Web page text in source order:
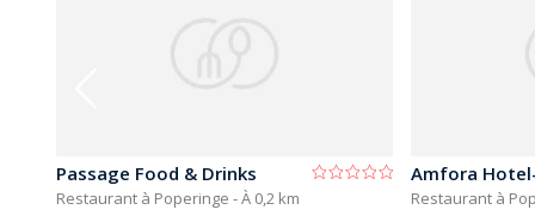
Passage Food & Drinks
Restaurant à Poperinge - À 0,2 km
Amfora
Restaurant à